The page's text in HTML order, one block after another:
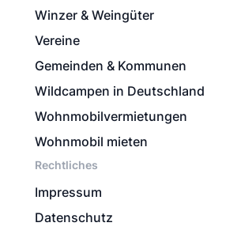
Winzer & Weingüter
Vereine
Gemeinden & Kommunen
Wildcampen in Deutschland
Wohnmobilvermietungen
Wohnmobil mieten
Rechtliches
Impressum
Datenschutz